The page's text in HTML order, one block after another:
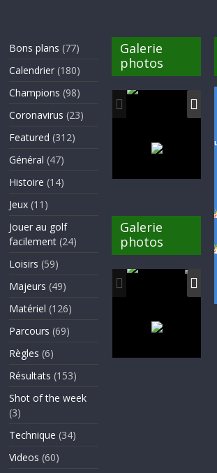
Bons plans (77)
Calendrier (180)
Champions (98)
Coronavirus (23)
Featured (312)
Général (47)
Histoire (14)
Jeux (11)
Jouer au golf
facilement (24)
Loisirs (59)
Majeurs (49)
Matériel (126)
Parcours (69)
Règles (6)
Résultats (153)
Shot of the week
(3)
Technique (34)
Videos (60)
Galerie
photos
Galerie
photos